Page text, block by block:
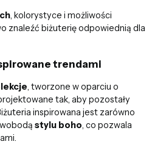
, kolorystyce i możliwości
znaleźć biżuterię odpowiednią dla
trendami
, tworzone w oparciu o
tak, aby pozostały
inspirowana jest zarówno
stylu boho, co pozwala